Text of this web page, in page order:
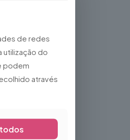
de redes
utilização do
podem
através